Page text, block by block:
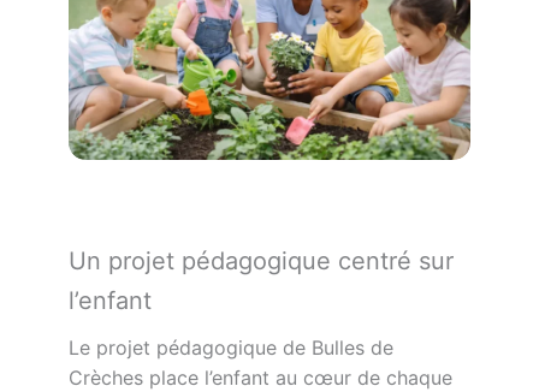
Un projet pédagogique centré sur
l’enfant
Le projet pédagogique de Bulles de
Crèches place l’enfant au cœur de chaque